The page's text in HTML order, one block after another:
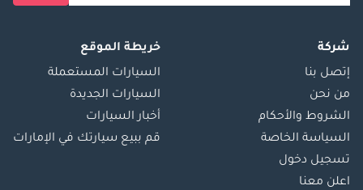
شركة
إتصل بنا
من نحن
الشروط والأحكام
السياسة الخاصة
تسجيل دخول
اعلن معنا
خريطة الموقع
السيارات المستعملة
السيارات الجديدة
أخبار السيارات
قم ببيع سيارتك في الإمارات